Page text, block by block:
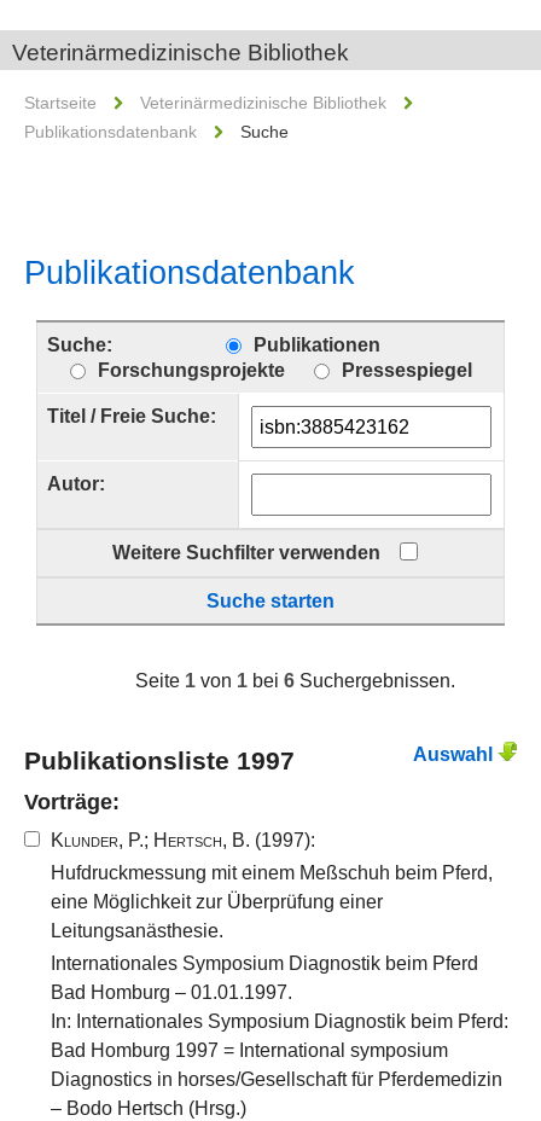
Veterinärmedizinische Bibliothek
Startseite
Veterinärmedizinische Bibliothek
Publikationsdatenbank
Suche
Publikationsdatenbank
Suche:
Publikationen
Forschungsprojekte
Pressespiegel
Titel / Freie Suche:
Autor:
Weitere Suchfilter verwenden
Suche starten
Seite 1von 1bei 6Suchergebnissen.
Auswahl
Publikationsliste 1997
Vorträge:
Klunder, P.; Hertsch, B. (1997):
Hufdruckmessung mit einem Meßschuh beim Pferd,
eine Möglichkeit zur Überprüfung einer
Leitungsanästhesie.
Internationales Symposium Diagnostik beim Pferd
Bad Homburg – 01.01.1997.
In: Internationales Symposium Diagnostik beim Pferd:
Bad Homburg 1997 = International symposium
Diagnostics in horses/Gesellschaft für Pferdemedizin
– Bodo Hertsch (Hrsg.)